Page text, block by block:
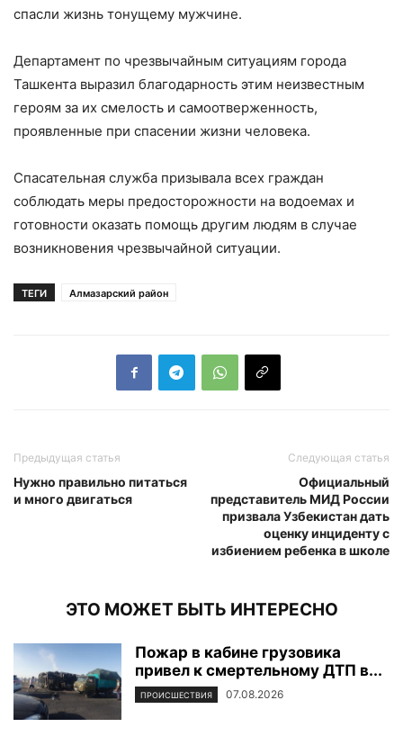
спасли жизнь тонущему мужчине.
Департамент по чрезвычайным ситуациям города
Ташкента выразил благодарность этим неизвестным
героям за их смелость и самоотверженность,
проявленные при спасении жизни человека.
Спасательная служба призывала всех граждан
соблюдать меры предосторожности на водоемах и
готовности оказать помощь другим людям в случае
возникновения чрезвычайной ситуации.
ТЕГИ Алмазарский район
Предыдущая статья
Нужно правильно питаться
и много двигаться
Следующая статья
Официальный
представитель МИД России
призвала Узбекистан дать
оценку инциденту с
избиением ребенка в школе
ЭТО МОЖЕТ БЫТЬ ИНТЕРЕСНО
Пожар в кабине грузовика
привел к смертельному ДТП в...
ПРОИСШЕСТВИЯ 07.08.2026